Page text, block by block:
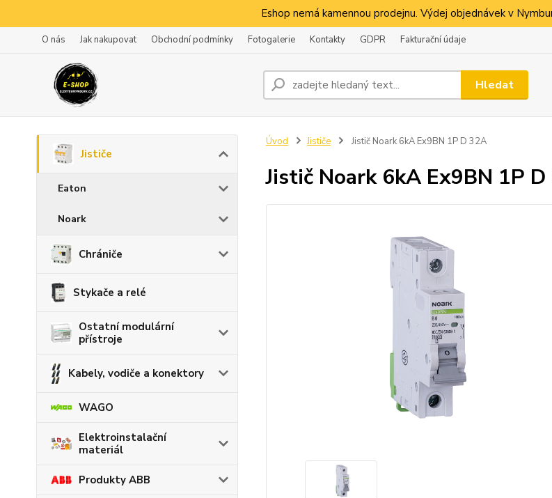
Eshop nemá kamennou prodejnu. Výdej objednávek v
O nás Jak nakupovat Obchodní podmínky Fotogalerie Kontakty GDPR Fakturační údaje
Hledat
Jističe
Eaton
Noark
Chrániče
Stykače a relé
Ostatní modulární
přístroje
Kabely, vodiče a konektory
WAGO
Elektroinstalační
materiál
Produkty ABB
Úvod Jističe Jistič Noark 6kA Ex9BN 1P D 32A
Jistič Noark 6kA Ex9BN 1P